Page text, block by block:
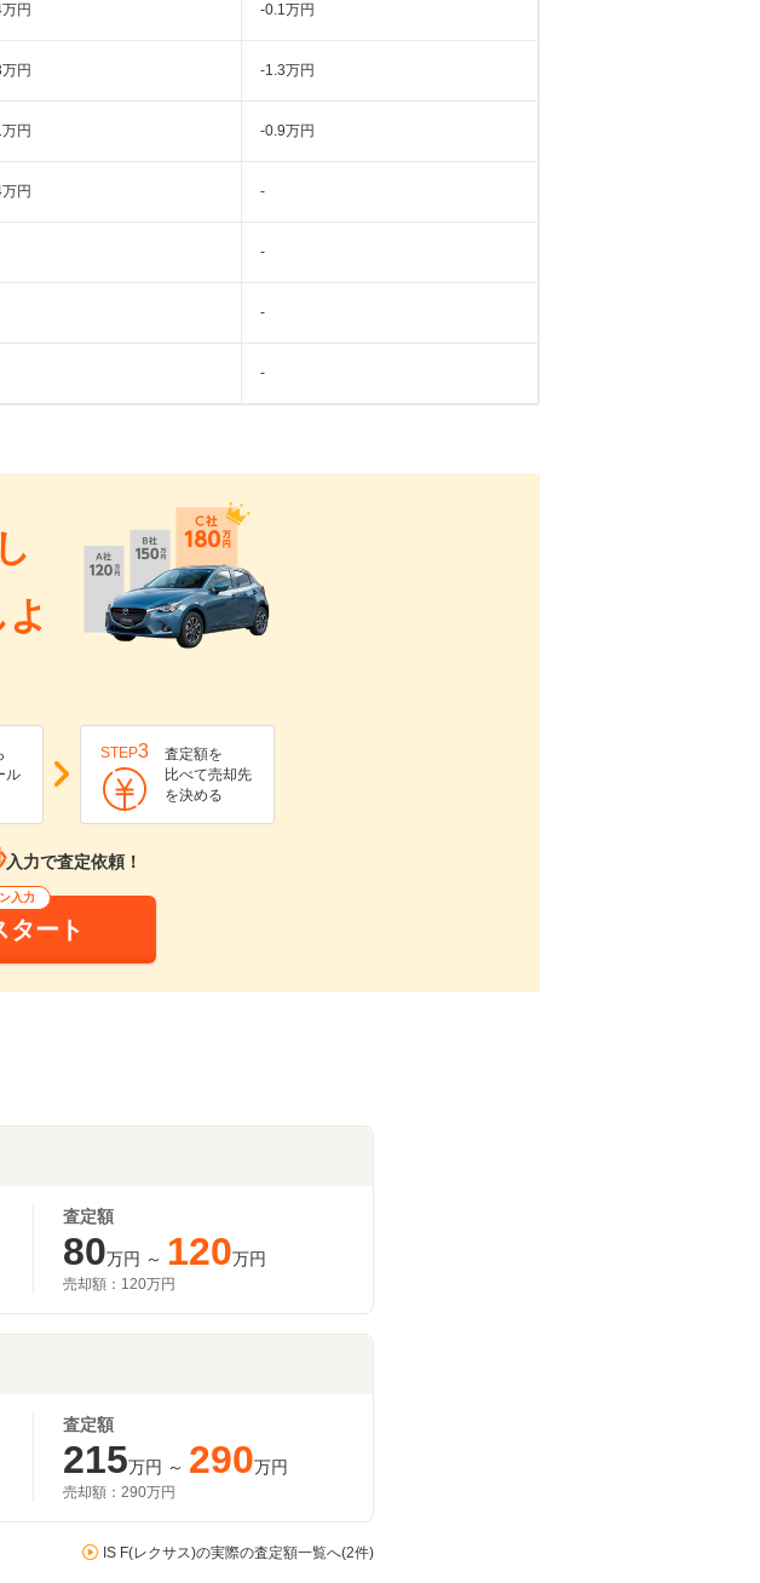
円 -0.1万円
円 -1.3万円
円 -0.9万円
円 -
-
-
-
よ
ル
STEP3
査定額を
比べて売却先
を決める
入力で査定依頼！
入力
タート
査定額
80万円 ～ 120万円
売却額： 120万円
査定額
215万円 ～ 290万円
売却額： 290万円
IS F(レクサス)の実際の査定額一覧へ(2件)